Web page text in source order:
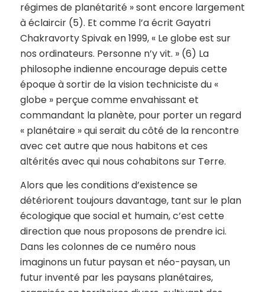
régimes de planétarité » sont encore largement
à éclaircir (5). Et comme l’a écrit Gayatri
Chakravorty Spivak en 1999, « Le globe est sur
nos ordinateurs. Personne n’y vit. » (6) La
philosophe indienne encourage depuis cette
époque à sortir de la vision techniciste du «
globe » perçue comme envahissant et
commandant la planète, pour porter un regard
« planétaire » qui serait du côté de la rencontre
avec cet autre que nous habitons et ces
altérités avec qui nous cohabitons sur Terre.
Alors que les conditions d’existence se
détériorent toujours davantage, tant sur le plan
écologique que social et humain, c’est cette
direction que nous proposons de prendre ici.
Dans les colonnes de ce numéro nous
imaginons un futur paysan et néo-paysan, un
futur inventé par les paysans planétaires,